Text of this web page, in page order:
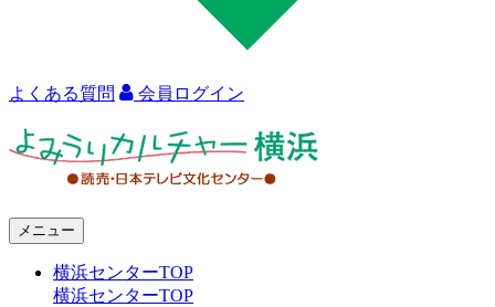
よくある質問 会員ログイン
メニュー
横浜センターTOP
横浜センターTOP